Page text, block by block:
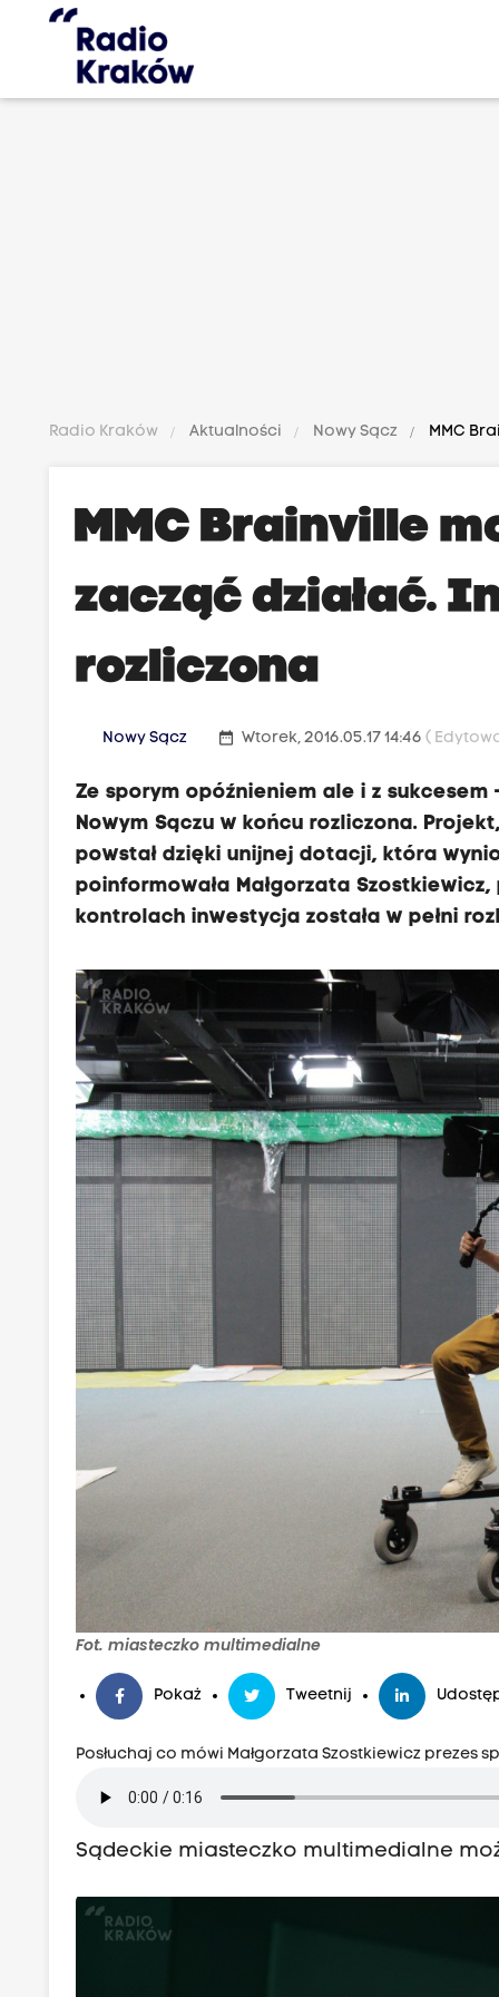
Radio Kraków Aktualności Nowy Sącz MMC
MMC Brainville
zacząć działać.
rozliczona
Nowy Sącz date_range Wtorek, 2016.05.17 14:46(
Ze sporym opóźnieniem ale i z
Nowym Sączu w końcu rozliczona.
powstał dzięki unijnej dotacji, która
poinformowała Małgorzata
kontrolach inwestycja została w pełni
Fot. miasteczko multimedialne
Pokaż Tweetnij
Posłuchaj co mówi Małgorzata Szostkiewicz prezes
Sądeckie miasteczko multimedialne